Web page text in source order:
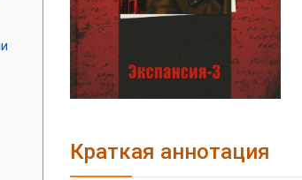
Краткая аннотация